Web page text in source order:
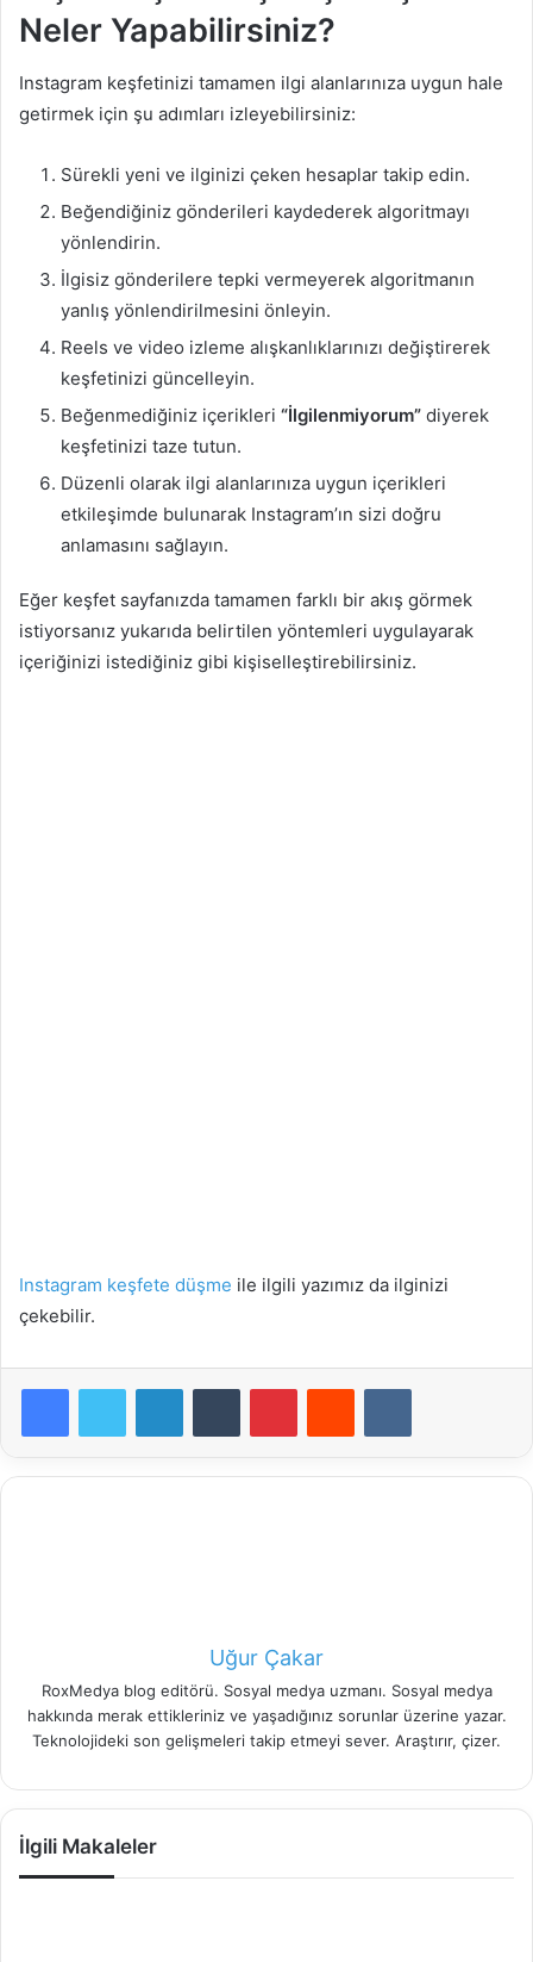
Neler Yapabilirsiniz?
Instagram keşfetinizi tamamen ilgi alanlarınıza uygun hale
getirmek için şu adımları izleyebilirsiniz:
Sürekli yeni ve ilginizi çeken hesaplar takip edin.
Beğendiğiniz gönderileri kaydederek algoritmayı
yönlendirin.
İlgisiz gönderilere tepki vermeyerek algoritmanın
yanlış yönlendirilmesini önleyin.
Reels ve video izleme alışkanlıklarınızı değiştirerek
keşfetinizi güncelleyin.
Beğenmediğiniz içerikleri “İlgilenmiyorum” diyerek
keşfetinizi taze tutun.
Düzenli olarak ilgi alanlarınıza uygun içerikleri
etkileşimde bulunarak Instagram’ın sizi doğru
anlamasını sağlayın.
Eğer keşfet sayfanızda tamamen farklı bir akış görmek
istiyorsanız yukarıda belirtilen yöntemleri uygulayarak
içeriğinizi istediğiniz gibi kişiselleştirebilirsiniz.
Instagram keşfete düşme ile ilgili yazımız da ilginizi
çekebilir.
Uğur Çakar
RoxMedya blog editörü. Sosyal medya uzmanı. Sosyal medya
hakkında merak ettikleriniz ve yaşadığınız sorunlar üzerine yazar.
Teknolojideki son gelişmeleri takip etmeyi sever. Araştırır, çizer.
İlgili Makaleler